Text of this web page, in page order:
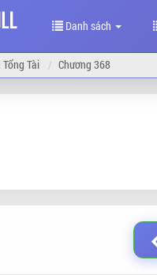
Danh sách
Tổng Tài Chương 368